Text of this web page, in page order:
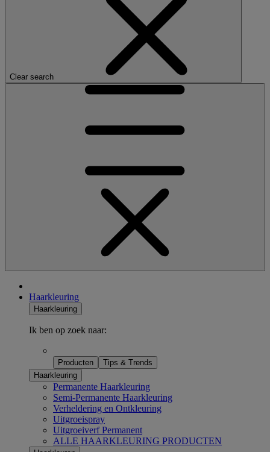
Clear search
Haarkleuring
Haarkleuring
Ik ben op zoek naar:
Producten
Tips & Trends
Haarkleuring
Permanente Haarkleuring
Semi-Permanente Haarkleuring
Verheldering en Ontkleuring
Uitgroeispray
Uitgroeiverf Permanent
ALLE HAARKLEURING PRODUCTEN